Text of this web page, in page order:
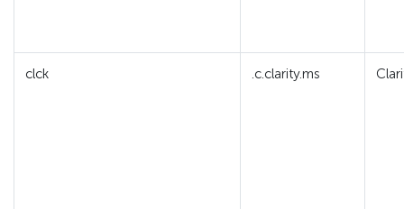
clck .c.clarity.ms